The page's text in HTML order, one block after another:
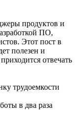
продуктов и
ПО,
Этот пост в
полезен и
отвечать
трудоемкости
в два раза